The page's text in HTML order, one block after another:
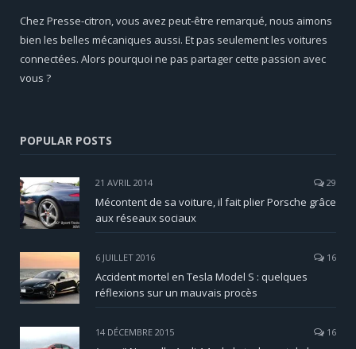
Chez Presse-citron, vous avez peut-être remarqué, nous aimons
bien les belles mécaniques aussi. Et pas seulement les voitures
connectées. Alors pourquoi ne pas partager cette passion avec
vous ?
POPULAR POSTS
21 AVRIL 2014 29
Mécontent de sa voiture, il fait plier Porsche grâce
aux réseaux sociaux
6 JUILLET 2016 16
Accident mortel en Tesla Model S : quelques
réflexions sur un mauvais procès
14 DÉCEMBRE 2015 16